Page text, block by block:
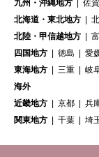
九州・沖縄地方
佐賀
北海道・東北地方
北陸・甲信越地方
四国地方
徳島 愛
東海地方
三重 岐
海外
近畿地方
京都 兵
関東地方
千葉 埼